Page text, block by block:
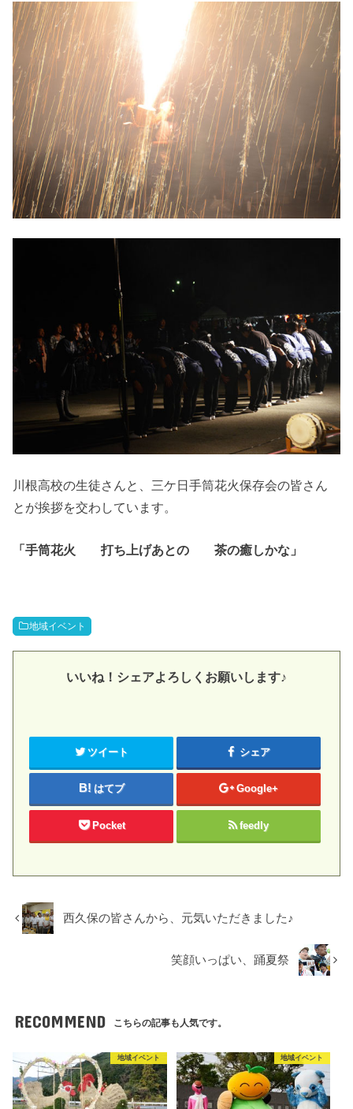
川根高校の生徒さんと、三ケ日手筒花火保存会の皆さん
とが挨拶を交わしています。
「手筒花火 打ち上げあとの 茶の癒しかな」
地域イベント
いいね！シェアよろしくお願いします♪
ツイート シェア
はてブ Google+
Pocket feedly
西久保の皆さんから、元気いただきました♪
笑顔いっぱい、踊夏祭
RECOMMEND こちらの記事も人気です。
地域イベント 地域イベント